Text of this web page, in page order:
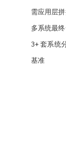
需应用层
多系统最
3+ 套系统
基准